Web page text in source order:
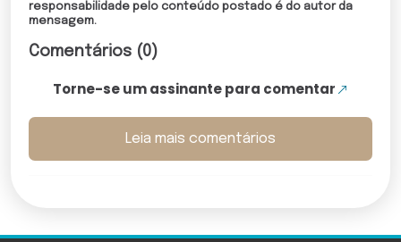
responsabilidade pelo conteúdo postado é do autor da
mensagem.
Comentários (0)
Torne-se um assinante para comentar
Leia mais comentários